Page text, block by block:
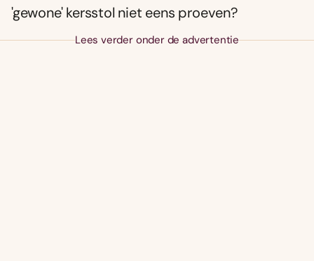
'gewone' kersstol niet eens proeven?
Lees verder onder de advertentie